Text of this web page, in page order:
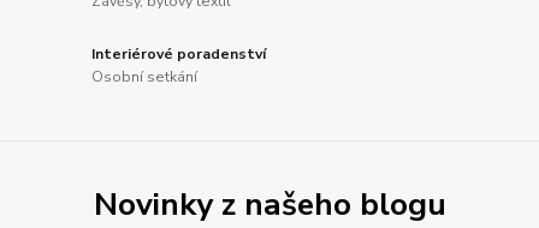
Interiérové poradenství
Osobní setkání
Novinky z našeho blogu